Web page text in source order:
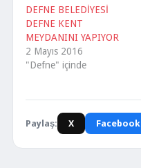
DEFNE BELEDİYESİ
DEFNE KENT
MEYDANINI YAPIYOR
2 Mayıs 2016
"Defne" içinde
Paylaş: X Facebook